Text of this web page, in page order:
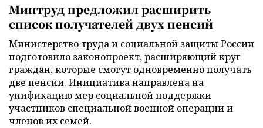
Минтруд предложил расширить
список получателей двух пенсий
Министерство труда и социальной защиты России
подготовило законопроект, расширяющий круг
граждан, которые смогут одновременно получать
две пенсии. Инициатива направлена на
унификацию мер социальной поддержки
участников специальной военной операции и
членов их семей.